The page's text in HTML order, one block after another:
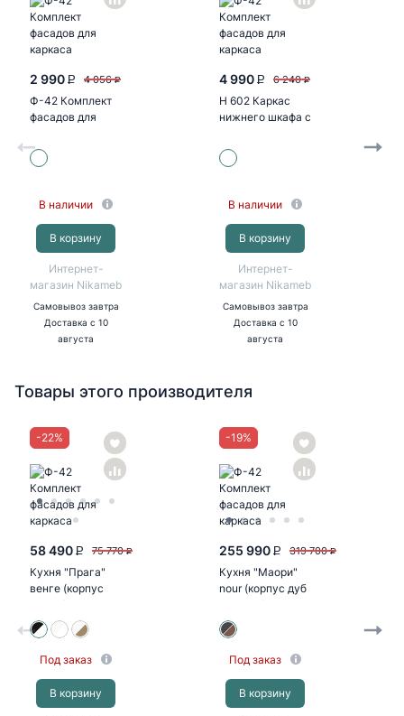
2 990 P 4 056 P
Ф-42 Комплект
фасадов для
Валерия-М
Н602...
В наличии
В корзину
Интернет-
магазин Nikameb
Самовывоз завтра
Доставка с 10
августа
4 990 P 6 240 P
Н 602 Каркас
нижнего шкафа с
(БЕЛ)
В наличии
В корзину
Интернет-
магазин Nikameb
Самовывоз завтра
Доставка с 10
августа
Товары этого производителя
-22%
58 490 P 75 770 P
Кухня "Прага"
венге (корпус
Под заказ
В корзину
-19%
255 990 P 319 700 P
Кухня "Маори"
nour (корпус дуб
Под заказ
В корзину